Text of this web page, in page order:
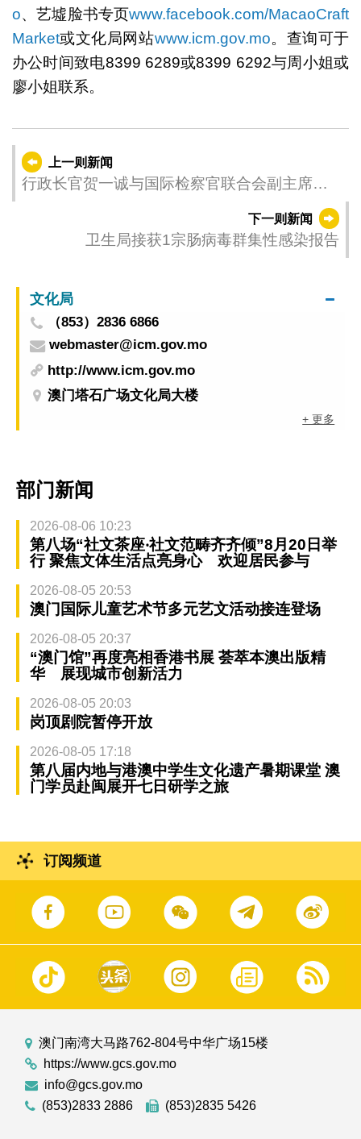
o、艺墟脸书专页www.facebook.com/MacaoCraft
Market或文化局网站www.icm.gov.mo。查询可于
办公时间致电8399 6289或8399 6292与周小姐或
廖小姐联系。
上一则新闻
行政长官贺一诚与国际检察官联合会副主席弗
下一则新闻
卫生局接获1宗肠病毒群集性感染报告
文化局
（853）2836 6866
webmaster@icm.gov.mo
http://www.icm.gov.mo
澳门塔石广场文化局大楼
+ 更多
部门新闻
2026-08-06 10:23
第八场“社文茶座‧社文范畴齐齐倾”8月20日举
行 聚焦文体生活点亮身心 欢迎居民参与
2026-08-05 20:53
澳门国际儿童艺术节多元艺文活动接连登场
2026-08-05 20:37
“澳门馆”再度亮相香港书展 荟萃本澳出版精
华 展现城市创新活力
2026-08-05 20:03
岗顶剧院暂停开放
2026-08-05 17:18
第八届内地与港澳中学生文化遗产暑期课堂 澳
门学员赴闽展开七日研学之旅
订阅频道
澳门南湾大马路762-804号中华广场15楼
https://www.gcs.gov.mo
info@gcs.gov.mo
(853)2833 2886
(853)2835 5426